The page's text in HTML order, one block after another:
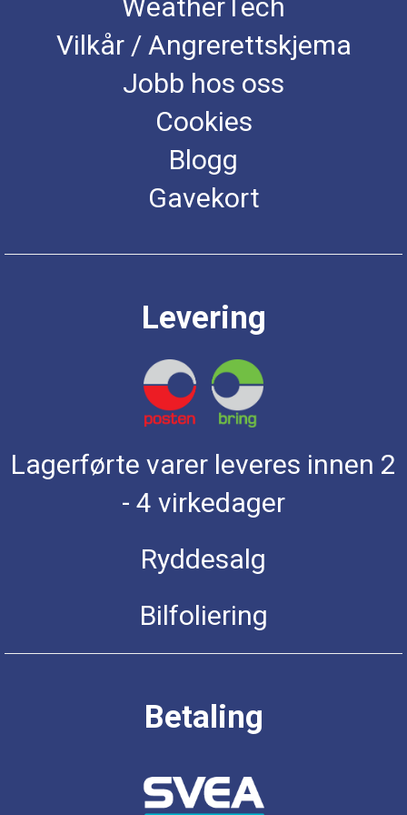
WeatherTech
Vilkår / Angrerettskjema
Jobb hos oss
Cookies
Blogg
Gavekort
Levering
Lagerførte varer leveres innen 2
- 4 virkedager
Ryddesalg
Bilfoliering
Betaling